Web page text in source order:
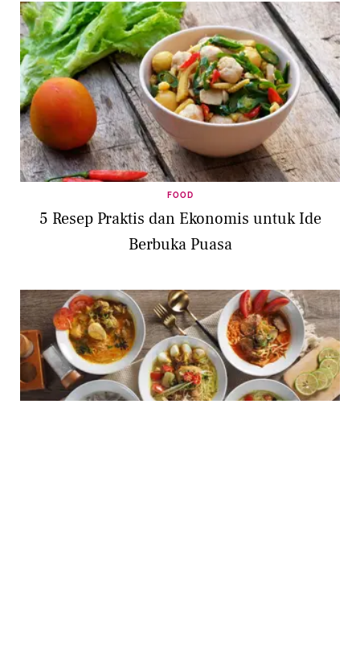
FOOD
5 Resep Praktis dan Ekonomis untuk Ide
Berbuka Puasa